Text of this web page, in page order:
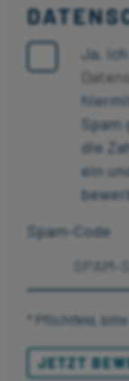
Ja,
Spam
die
ein
Spam-Code
* Pflichtfeld,
JETZT